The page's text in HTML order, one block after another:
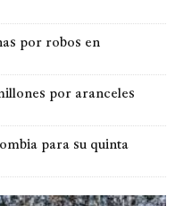
por robos en
por aranceles
para su quinta